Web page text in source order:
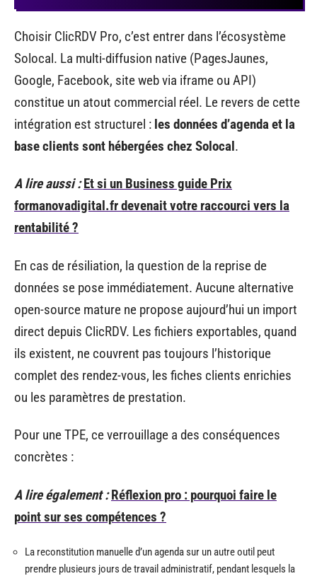
Choisir ClicRDV Pro, c’est entrer dans l’écosystème
Solocal. La multi-diffusion native (PagesJaunes,
Google, Facebook, site web via iframe ou API)
constitue un atout commercial réel. Le revers de cette
intégration est structurel : les données d’agenda et la
base clients sont hébergées chez Solocal.
A lire aussi : Et si un Business guide Prix
formanovadigital.fr devenait votre raccourci vers la
rentabilité ?
En cas de résiliation, la question de la reprise de
données se pose immédiatement. Aucune alternative
open-source mature ne propose aujourd’hui un import
direct depuis ClicRDV. Les fichiers exportables, quand
ils existent, ne couvrent pas toujours l’historique
complet des rendez-vous, les fiches clients enrichies
ou les paramètres de prestation.
Pour une TPE, ce verrouillage a des conséquences
concrètes :
A lire également : Réflexion pro : pourquoi faire le
point sur ses compétences ?
La reconstitution manuelle d’un agenda sur un autre outil peut
prendre plusieurs jours de travail administratif, pendant lesquels la